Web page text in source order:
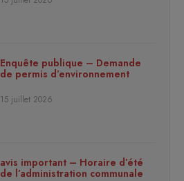
Enquête publique – Demande
de permis d’environnement
15 juillet 2026
avis important – Horaire d’été
de l’administration communale